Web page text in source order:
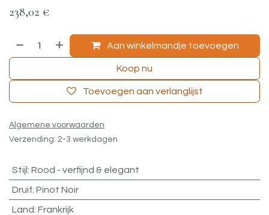
238,02 €
Aan winkelmandje toevoegen
Koop nu
Toevoegen aan verlanglijst
Algemene voorwaarden
Verzending: 2-3 werkdagen
Stijl : Rood - verfijnd & elegant
Druif: Pinot Noir
Land: Frankrijk